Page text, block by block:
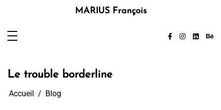
MARIUS François
Le trouble borderline
Accueil Blog